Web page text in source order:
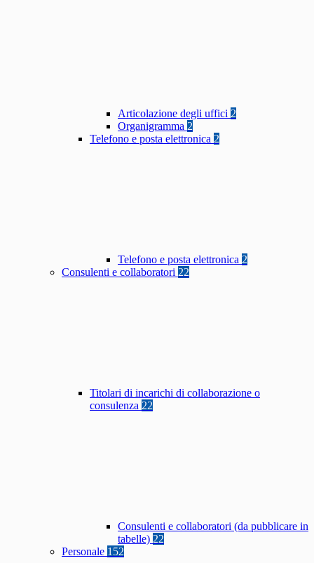
Articolazione degli uffici 2
Organigramma 2
Telefono e posta elettronica 2
Telefono e posta elettronica 2
Consulenti e collaboratori 22
Titolari di incarichi di collaborazione o
consulenza 22
Consulenti e collaboratori (da pubblicare in
tabelle) 22
Personale 152